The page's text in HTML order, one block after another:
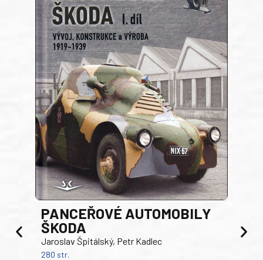
PANCEŘOVÉ AUTOMOBILY
ŠKODA
Jaroslav Špitálský, Petr Kadlec
280 str.